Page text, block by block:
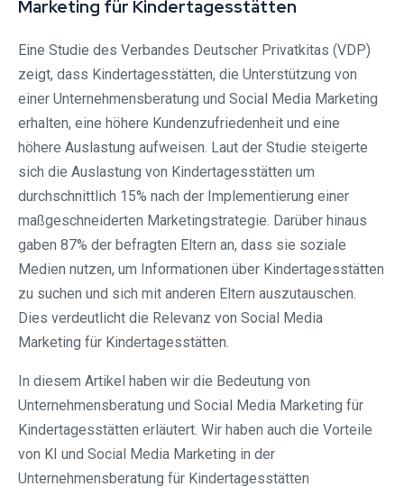
Marketing für Kindertagesstätten
Eine Studie des Verbandes Deutscher Privatkitas (VDP)
zeigt, dass Kindertagesstätten, die Unterstützung von
einer Unternehmensberatung und Social Media Marketing
erhalten, eine höhere Kundenzufriedenheit und eine
höhere Auslastung aufweisen. Laut der Studie steigerte
sich die Auslastung von Kindertagesstätten um
durchschnittlich 15% nach der Implementierung einer
maßgeschneiderten Marketingstrategie. Darüber hinaus
gaben 87% der befragten Eltern an, dass sie soziale
Medien nutzen, um Informationen über Kindertagesstätten
zu suchen und sich mit anderen Eltern auszutauschen.
Dies verdeutlicht die Relevanz von Social Media
Marketing für Kindertagesstätten.
In diesem Artikel haben wir die Bedeutung von
Unternehmensberatung und Social Media Marketing für
Kindertagesstätten erläutert. Wir haben auch die Vorteile
von KI und Social Media Marketing in der
Unternehmensberatung für Kindertagesstätten